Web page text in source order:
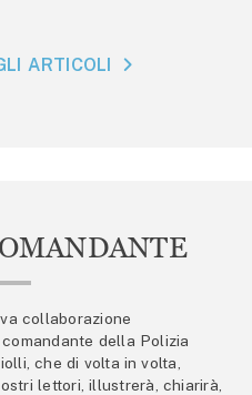
ARTICOLI
collaborazione
della Polizia
che di volta in volta,
lettori, illustrerà, chiarirà,